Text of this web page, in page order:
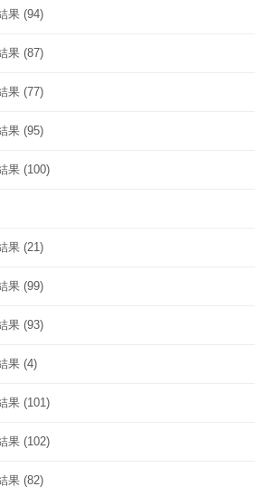
果 (94)
果 (87)
果 (77)
果 (95)
果 (100)
果 (21)
果 (99)
果 (93)
果 (4)
果 (101)
果 (102)
果 (82)